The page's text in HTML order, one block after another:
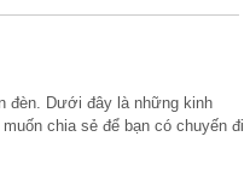
đèn. Dưới đây là những kinh
chia sẻ để bạn có chuyến đi